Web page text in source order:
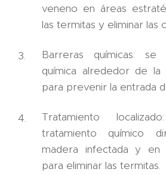
veneno en áreas
las termitas y eliminar las
Barreras químicas:
química alrededor de la
para prevenir la entrada
Tratamiento
tratamiento químico
madera infectada y en
para eliminar las termitas.